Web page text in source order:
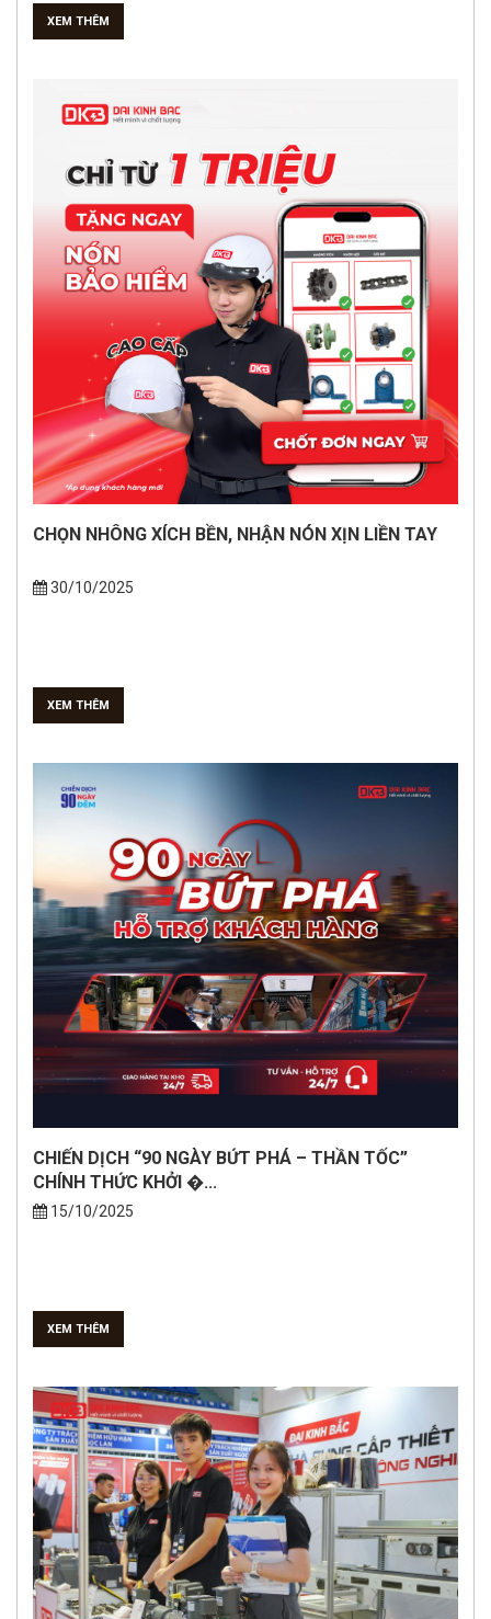
XEM THÊM
CHỌN NHÔNG XÍCH BỀN, NHẬN NÓN XỊN LIỀN TAY
30/10/2025
XEM THÊM
CHIẾN DỊCH “90 NGÀY BỨT PHÁ – THẦN TỐC”
CHÍNH THỨC KHỞI �...
15/10/2025
XEM THÊM